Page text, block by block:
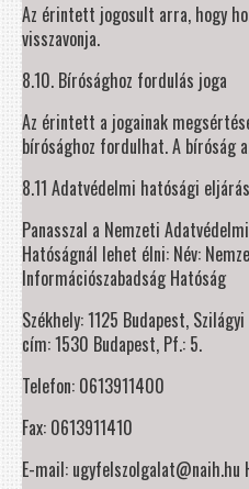
Az érintett jogosult arra, hogy
visszavonja.
8.10. Bírósághoz fordulás joga
Az érintett a jogainak
bírósághoz fordulhat. A bíróság
8.11 Adatvédelmi hatósági eljárás
Panasszal a Nemzeti
Hatóságnál lehet élni: Név:
Információszabadság Hatóság
Székhely: 1125 Budapest,
cím: 1530 Budapest, Pf.: 5.
Telefon: 0613911400
Fax: 0613911410
E-mail: ugyfelszolgalat@naih.hu